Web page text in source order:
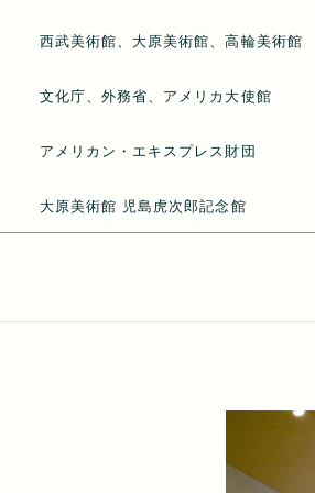
西武美術館、大原美術館、高輪美術館
文化庁、外務省、アメリカ大使館
アメリカン・エキスプレス財団
大原美術館 児島虎次郎記念館